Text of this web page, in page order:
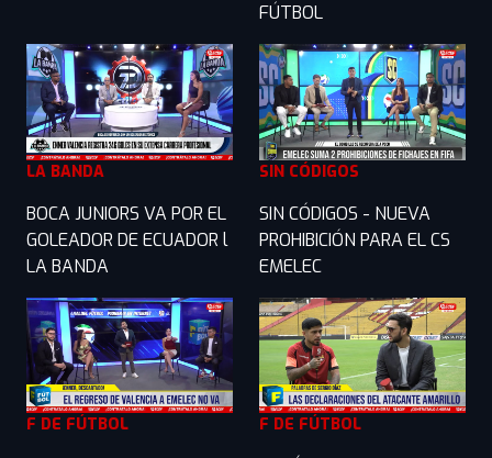
FÚTBOL
LA BANDA
BOCA JUNIORS VA POR EL
GOLEADOR DE ECUADOR l
LA BANDA
SIN CÓDIGOS
SIN CÓDIGOS - NUEVA
PROHIBICIÓN PARA EL CS
EMELEC
F DE FÚTBOL F DE FÚTBOL